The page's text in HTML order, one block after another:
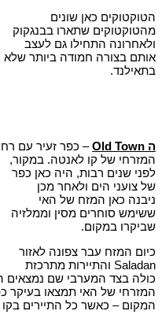
הטוקטוקים כאן שונים
מהטוקטוקים שתארו בבנגקוק
ולאחרונה התחילו גם לעצב
אותם בצורה חמודה ביותר שלא
בתאילנד.
ה Old Town– כפר זעיר עם
המזרחי של קו לאנטה. במקור,
לפני שנים רבות, היה כאן כפר
של צועני הים ולאחר מכן
ניבנה כאן המזח של האי
ששימש סוחרים מסין וממלזיה
שביקרו במקום.
כיום המזח עבר צפונה לאזור
Saladan והתיירות מתרכזת
כולה בצד המערבי שם נמצאים
המזרחי של האי תמצאו בעיקר
המקום – כאשר כל התיירים